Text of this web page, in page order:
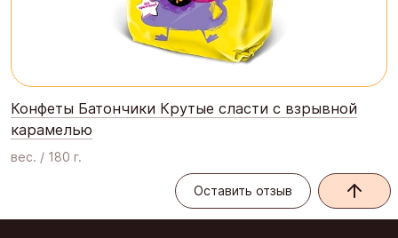
Конфеты Батончики Крутые сласти с взрывной
карамелью
вес. / 180 г.
Оставить отзыв